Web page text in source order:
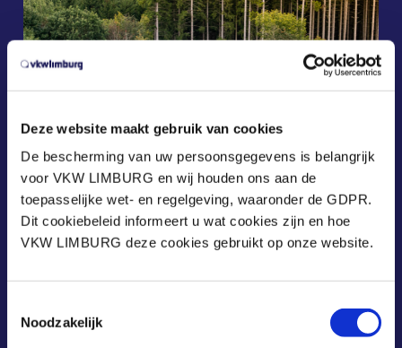
Deze website maakt gebruik van cookies
De bescherming van uw persoonsgegevens is belangrijk
voor VKW LIMBURG en wij houden ons aan de
toepasselijke wet- en regelgeving, waaronder de GDPR.
Dit cookiebeleid informeert u wat cookies zijn en hoe
VKW LIMBURG deze cookies gebruikt op onze website.
Noodzakelijk